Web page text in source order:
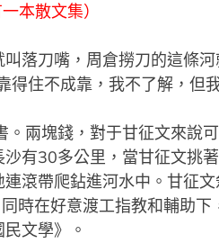
本散文集）
落刀嘴，周倉撈刀的這條
得住不成靠，我不了解，但
兩塊錢，對于甘征文來說
有30多公里，當甘征文挑
滾帶爬鉆進河水中。甘征
時在好意渡工指教和輔助
文學》。